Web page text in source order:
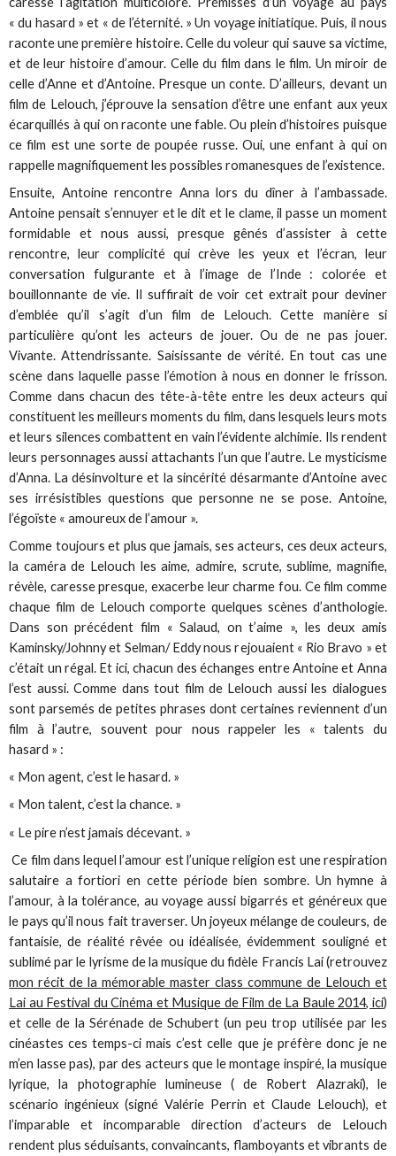
« du hasard » et « de l’éternité. » Un voyage initiatique. Puis, il nous
raconte une première histoire. Celle du voleur qui sauve sa victime,
et de leur histoire d’amour. Celle du film dans le film. Un miroir de
celle d’Anne et d’Antoine. Presque un conte. D’ailleurs, devant un
film de Lelouch, j’éprouve la sensation d’être une enfant aux yeux
écarquillés à qui on raconte une fable. Ou plein d’histoires puisque
ce film est une sorte de poupée russe. Oui, une enfant à qui on
rappelle magnifiquement les possibles romanesques de l’existence.
Ensuite, Antoine rencontre Anna lors du dîner à l’ambassade.
Antoine pensait s’ennuyer et le dit et le clame, il passe un moment
formidable et nous aussi, presque gênés d’assister à cette
rencontre, leur complicité qui crève les yeux et l’écran, leur
conversation fulgurante et à l’image de l’Inde : colorée et
bouillonnante de vie. Il suffirait de voir cet extrait pour deviner
d’emblée qu’il s’agit d’un film de Lelouch. Cette manière si
particulière qu’ont les acteurs de jouer. Ou de ne pas jouer.
Vivante. Attendrissante. Saisissante de vérité. En tout cas une
scène dans laquelle passe l’émotion à nous en donner le frisson.
Comme dans chacun des tête-à-tête entre les deux acteurs qui
constituent les meilleurs moments du film, dans lesquels leurs mots
et leurs silences combattent en vain l’évidente alchimie. Ils rendent
leurs personnages aussi attachants l’un que l’autre. Le mysticisme
d’Anna. La désinvolture et la sincérité désarmante d’Antoine avec
ses irrésistibles questions que personne ne se pose. Antoine,
l’égoïste « amoureux de l’amour ».
Comme toujours et plus que jamais, ses acteurs, ces deux acteurs,
la caméra de Lelouch les aime, admire, scrute, sublime, magnifie,
révèle, caresse presque, exacerbe leur charme fou. Ce film comme
chaque film de Lelouch comporte quelques scènes d’anthologie.
Dans son précédent film « Salaud, on t’aime », les deux amis
Kaminsky/Johnny et Selman/ Eddy nous rejouaient « Rio Bravo » et
c’était un régal. Et ici, chacun des échanges entre Antoine et Anna
l’est aussi. Comme dans tout film de Lelouch aussi les dialogues
sont parsemés de petites phrases dont certaines reviennent d’un
film à l’autre, souvent pour nous rappeler les « talents du
hasard » :
« Mon agent, c’est le hasard. »
« Mon talent, c’est la chance. »
« Le pire n’est jamais décevant. »
Ce film dans lequel l’amour est l’unique religion est une respiration
salutaire a fortiori en cette période bien sombre. Un hymne à
l’amour, à la tolérance, au voyage aussi bigarrés et généreux que
le pays qu’il nous fait traverser. Un joyeux mélange de couleurs, de
fantaisie, de réalité rêvée ou idéalisée, évidemment souligné et
sublimé par le lyrisme de la musique du fidèle Francis Lai (retrouvez
mon récit de la mémorable master class commune de Lelouch et
Lai au Festival du Cinéma et Musique de Film de La Baule 2014, ici)
et celle de la Sérénade de Schubert (un peu trop utilisée par les
cinéastes ces temps-ci mais c’est celle que je préfère donc je ne
m’en lasse pas), par des acteurs que le montage inspiré, la musique
lyrique, la photographie lumineuse ( de Robert Alazraki), le
scénario ingénieux (signé Valérie Perrin et Claude Lelouch), et
l’imparable et incomparable direction d’acteurs de Lelouch
rendent plus séduisants, convaincants, flamboyants et vibrants de